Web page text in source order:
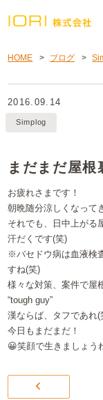
HOME > ブログ >
2016.09.14
Simplog
まだまだ屋根
お疲れさまです！
朝晩随分涼しくなって
それでも、日中上が
汗だくです(笑)
※バセドウ病は血液検
すね(笑)
様々な対策、案件で屋
“tough guy”
漢ならば、タフであれ(
今日もまだまだ！
😀笑顔で生きましょう